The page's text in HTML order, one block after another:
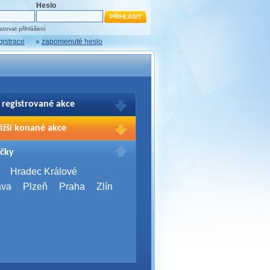
Heslo
přihlášení
» zapomenuté heslo
registrované akce
Vašich registrací na akce
přihlašte.
konané akce
2026
Brno
Server Bootcamp 2026
Hradec Králové
Plzeň Praha Zlín